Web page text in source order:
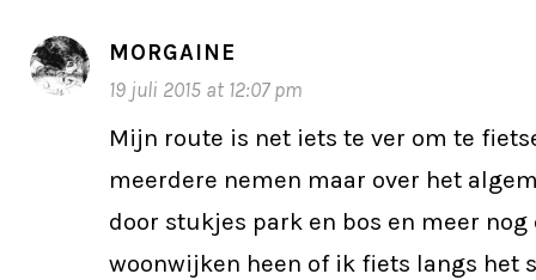
MORGAINE
19 juli 2015 at 12:07 pm
Mijn route is net iets te ver om te
meerdere nemen maar over het
door stukjes park en bos en meer nog
woonwijken heen of ik fiets langs het